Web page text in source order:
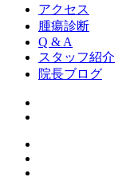
アクセス
腫瘍診断
Q & A
スタッフ紹介
院長ブログ